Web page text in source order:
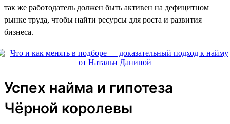
так же работодатель должен быть активен на дефицитном
рынке труда, чтобы найти ресурсы для роста и развития
бизнеса.
Успех найма и гипотеза
Чёрной королевы